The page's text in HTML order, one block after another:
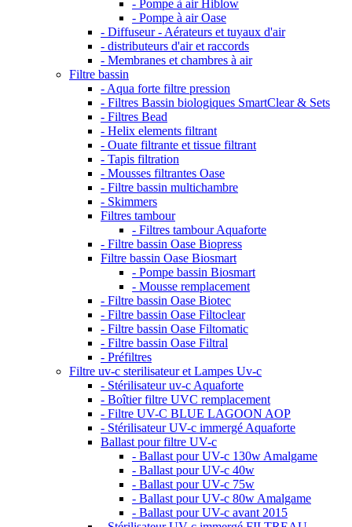
- Pompe à air Hiblow
- Pompe à air Oase
- Diffuseur - Aérateurs et tuyaux d'air
- distributeurs d'air et raccords
- Membranes et chambres à air
Filtre bassin
- Aqua forte filtre pression
- Filtres Bassin biologiques SmartClear & Sets
- Filtres Bead
- Helix elements filtrant
- Ouate filtrante et tissue filtrant
- Tapis filtration
- Mousses filtrantes Oase
- Filtre bassin multichambre
- Skimmers
Filtres tambour
- Filtres tambour Aquaforte
- Filtre bassin Oase Biopress
Filtre bassin Oase Biosmart
- Pompe bassin Biosmart
- Mousse remplacement
- Filtre bassin Oase Biotec
- Filtre bassin Oase Filtoclear
- Filtre bassin Oase Filtomatic
- Filtre bassin Oase Filtral
- Préfiltres
Filtre uv-c sterilisateur et Lampes Uv-c
- Stérilisateur uv-c Aquaforte
- Boîtier filtre UVC remplacement
- Filtre UV-C BLUE LAGOON AOP
- Stérilisateur UV-c immergé Aquaforte
Ballast pour filtre UV-c
- Ballast pour UV-c 130w Amalgame
- Ballast pour UV-c 40w
- Ballast pour UV-c 75w
- Ballast pour UV-c 80w Amalgame
- Ballast pour UV-c avant 2015